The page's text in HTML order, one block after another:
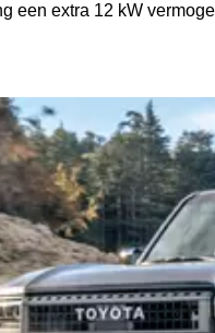
een extra 12 kW